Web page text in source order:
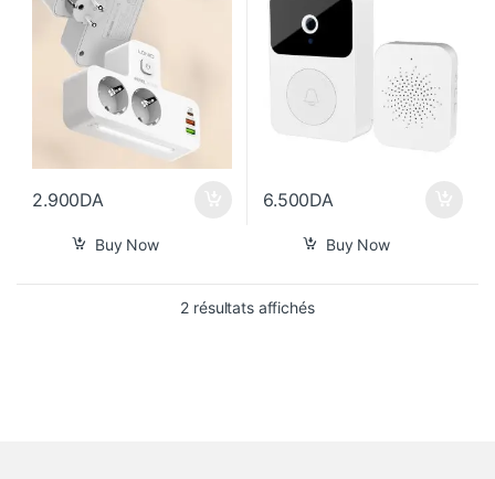
2.900DA
Buy Now
6.500DA
Buy Now
2 résultats affichésTrié du plus récent au